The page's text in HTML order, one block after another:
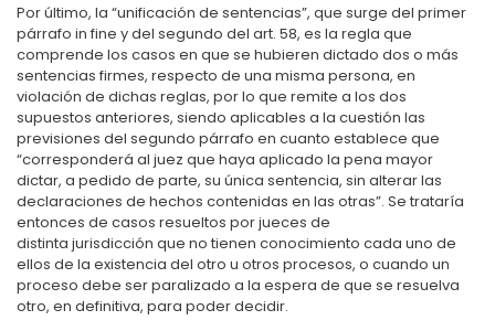
Por último, la “unificación de sentencias”, que surge del primer
párrafo in fine y del segundo del art. 58, es la regla que
comprende los casos en que se hubieren dictado dos o más
sentencias firmes, respecto de una misma persona, en
violación de dichas reglas, por lo que remite a los dos
supuestos anteriores, siendo aplicables a la cuestión las
previsiones del segundo párrafo en cuanto establece que
“corresponderá al juez que haya aplicado la pena mayor
dictar, a pedido de parte, su única sentencia, sin alterar las
declaraciones de hechos contenidas en las otras”. Se trataría
entonces de casos resueltos por jueces de
distinta jurisdicción que no tienen conocimiento cada uno de
ellos de la existencia del otro u otros procesos, o cuando un
proceso debe ser paralizado a la espera de que se resuelva
otro, en definitiva, para poder decidir.